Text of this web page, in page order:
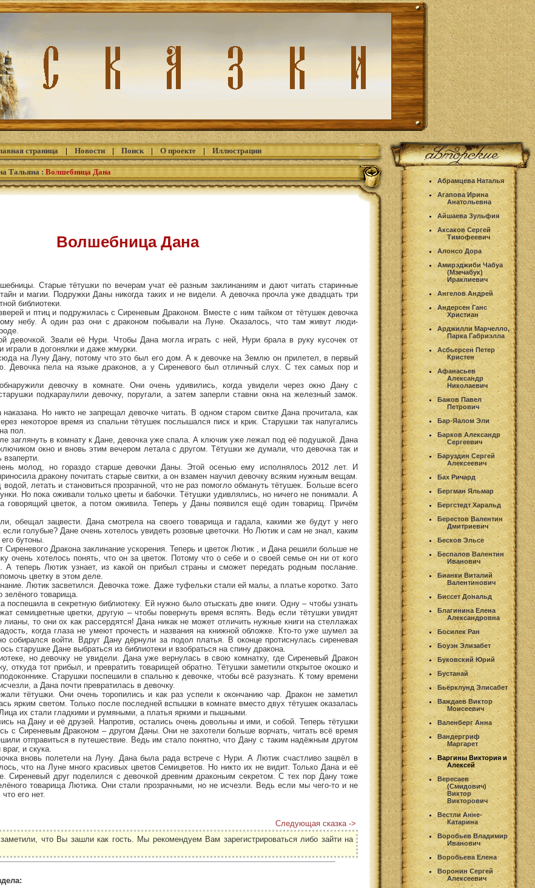
страница| Новости| Поиск| О проекте| Иллюстрации
Тальяна : Волшебница Дана
Волшебница Дана
Старые тётушки по вечерам учат её разным заклинаниям и дают читать старинные
и магии. Подружки Даны никогда таких и не видели. А девочка прочла уже двадцать три
библиотеки.
и птиц и подружилась с Сиреневым Драконом. Вместе с ним тайком от тётушек девочка
небу. А один раз они с драконом побывали на Луне. Оказалось, что там живут люди-
девочкой. Звали её Нури. Чтобы Дана могла играть с ней, Нури брала в руку кусочек от
играли в догонялки и даже жмурки.
на Луну Дану, потому что это был его дом. А к девочке на Землю он прилетел, в первый
Девочка пела на языке драконов, а у Сиреневого был отличный слух. С тех самых пор и
девочку в комнате. Они очень удивились, когда увидели через окно Дану с
подкараулили девочку, поругали, а затем заперли ставни окна на железный замок.
наказана. Но никто не запрещал девочке читать. В одном старом свитке Дана прочитала, как
некоторое время из спальни тётушек послышался писк и крик. Старушки так напугались
пол.
заглянуть в комнату к Дане, девочка уже спала. А ключик уже лежал под её подушкой. Дана
окно и вновь этим вечером летала с другом. Тётушки же думали, что девочка так и
взаперти.
молод, но гораздо старше девочки Даны. Этой осенью ему исполнялось 2012 лет. И
дракону почитать старые свитки, а он взамен научил девочку всяким нужным вещам.
летать и становиться прозрачной, что не раз помогло обмануть тётушек. Больше всего
Но пока оживали только цветы и бабочки. Тётушки удивлялись, но ничего не понимали. А
говорящий цветок, а потом оживила. Теперь у Даны появился ещё один товарищ. Причём
обещал зацвести. Дана смотрела на своего товарища и гадала, какими же будут у него
голубые? Дане очень хотелось увидеть розовые цветочки. Но Лютик и сам не знал, каким
бутоны.
Дракона заклинание ускорения. Теперь и цветок Лютик , и Дана решили больше не
очень хотелось понять, что он за цветок. Потому что о себе и о своей семье он ни от кого
А теперь Лютик узнает, из какой он прибыл страны и сможет передать родным послание.
цветку в этом деле.
Лютик засветился. Девочка тоже. Даже туфельки стали ей малы, а платье коротко. Зато
зелёного товарища.
поспешила в секретную библиотеку. Ей нужно было отыскать две книги. Одну – чтобы узнать
семицветные цветки, другую – чтобы повернуть время вспять. Ведь если тётушки увидят
то они ох как рассердятся! Дана никак не может отличить нужные книги на стеллажах
когда глаза не умеют прочесть и названия на книжной обложке. Кто-то уже шумел за
собирался войти. Вдруг Дану дёрнули за подол платья. В оконце протиснулась сиреневая
старушке Дане выбраться из библиотеки и взобраться на спину дракона.
но девочку не увидели. Дана уже вернулась в свою комнатку, где Сиреневый Дракон
откуда тот прибыл, и превратить товарищей обратно. Тётушки заметили открытое окошко и
Старушки поспешили в спальню к девочке, чтобы всё разузнать. К тому времени
а Дана почти превратилась в девочку.
тётушки. Они очень торопились и как раз успели к окончанию чар. Дракон не заметил
ярким светом. Только после последней вспышки в комнате вместо двух тётушек оказалась
их стали гладкими и румяными, а платья яркими и пышными.
на Дану и её друзей. Напротив, остались очень довольны и ими, и собой. Теперь тётушки
с Сиреневым Драконом – другом Даны. Они не захотели больше ворчать, читать всё время
отправиться в путешествие. Ведь им стало понятно, что Дану с таким надёжным другом
и скука.
вновь полетели на Луну. Дана была рада встрече с Нури. А Лютик счастливо зацвёл в
что на Луне много красивых цветов Семицветов. Но никто их не видит. Только Дана и её
Сиреневый друг поделился с девочкой древним драконьим секретом. С тех пор Дану тоже
товарища Лютика. Они стали прозрачными, но не исчезли. Ведь если мы чего-то и не
его нет.
Следующая сказка ->
что Вы зашли как гость. Мы рекомендуем Вам зарегистрироваться либо зайти на
Абрамцева Наталья
Агапова Ирина
Анатольевна
Айшаева Зульфия
Аксаков Сергей
Тимофеевич
Алонсо Дора
Амирэджиби Чабуа
(Мзечабук)
Ираклиевич
Ангелов Андрей
Андерсен Ганс
Христиан
Арджилли Марчелло,
Парка Габриэлла
Асбьерсен Петер
Кристен
Афанасьев
Александр
Николаевич
Бажов Павел
Петрович
Бар-Яалом Эли
Барков Александр
Сергеевич
Баруздин Сергей
Алексеевич
Бах Ричард
Бергман Яльмар
Бергстедт Харальд
Берестов Валентин
Дмитриевич
Бесков Эльсе
Беспалов Валентин
Иванович
Бианки Виталий
Валентинович
Биссет Дональд
Благинина Елена
Александровна
Босилек Ран
Боуэн Элизабет
Буковский Юрий
Бустанай
Бьёрклунд Элисабет
Важдаев Виктор
Моисеевич
Валенберг Анна
Вандергриф
Маргарет
Варгины Виктория и
Алексей
Вересаев
(Смидович)
Виктор
Викторович
Вестли Анне-
Катарина
Воробьев Владимир
Иванович
Воробьева Елена
Воронин Сергей
Алексеевич